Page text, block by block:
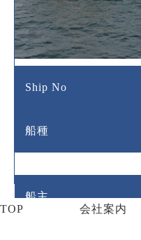
Ship No
船種
船主
TOP 会社案内